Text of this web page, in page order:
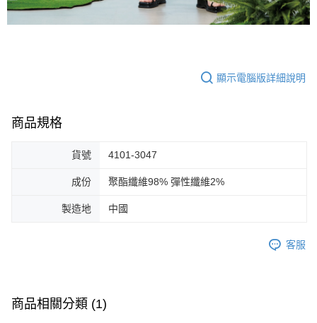
顯示電腦版詳細說明
商品規格
貨號 4101-3047
成份 聚酯纖維98% 彈性纖維2%
製造地 中國
客服
商品相關分類 (1)